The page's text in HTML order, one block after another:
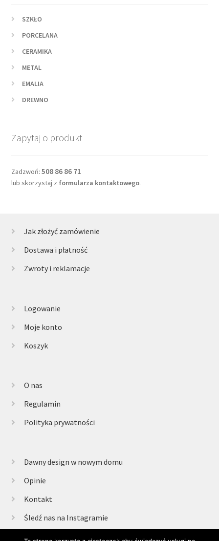
SZKŁO
PORCELANA
CERAMIKA
METAL
EMALIA
DREWNO
Zapytaj o produkt
Zadzwoń: 508 86 86 71
lub skorzystaj z formularza kontaktowego.
Jak złożyć zamówienie
Dostawa i płatność
Zwroty i reklamacje
Logowanie
Moje konto
Koszyk
O nas
Regulamin
Polityka prywatności
Dawny design w nowym domu
Opinie
Kontakt
Śledź nas na Instagramie